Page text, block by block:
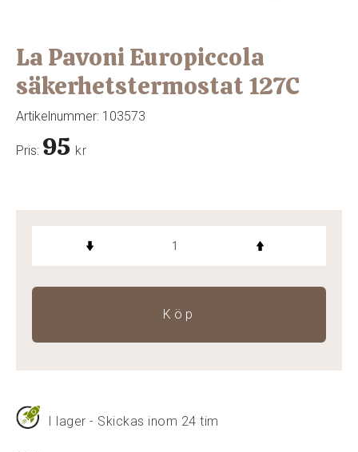
La Pavoni Europiccola
säkerhetstermostat 127C
Artikelnummer: 103573
Pris: 95 kr
Köp
I lager - Skickas inom 24 tim